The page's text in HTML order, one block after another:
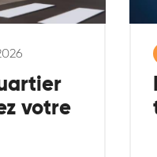
votre